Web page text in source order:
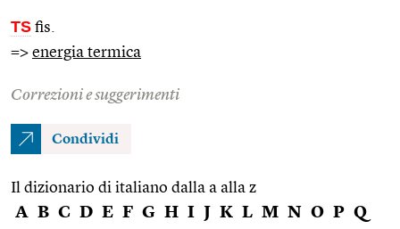
TS fis.
=> energia termica
Correzioni e suggerimenti
Condividi
Il dizionario di italiano dalla a alla z
A B C D E F G H I J K L M N O P Q